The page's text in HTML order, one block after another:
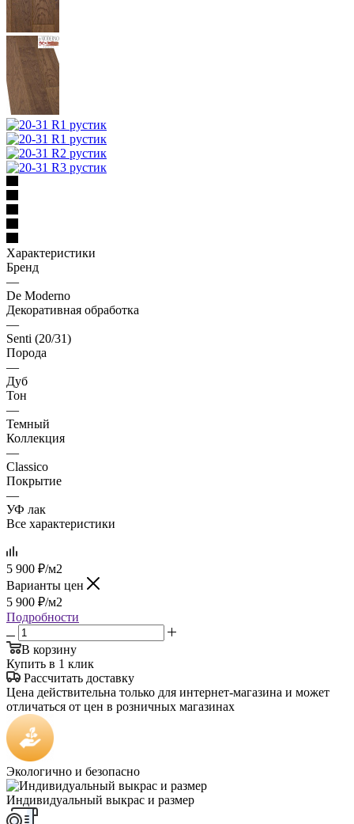
Характеристики
Бренд
—
De Moderno
Декоративная обработка
—
Senti (20/31)
Порода
—
Дуб
Тон
—
Темный
Коллекция
—
Classico
Покрытие
—
УФ лак
Все характеристики
5 900 ₽/м2
Варианты цен
5 900 ₽/м2
Подробности
В корзину
Купить в 1 клик
Рассчитать доставку
Цена действительна только для интернет-магазина и может
отличаться от цен в розничных магазинах
Экологично и безопасно
Индивидуальный выкрас и размер